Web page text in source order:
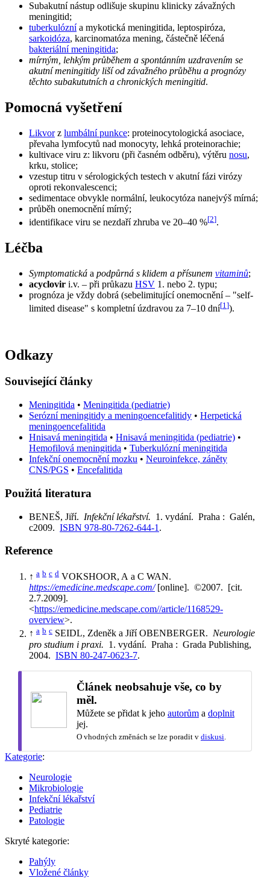
Subakutní nástup odlišuje skupinu klinicky závažných
meningitid;
tuberkulóznía mykotická meningitida, leptospiróza,
sarkoidóza, karcinomatóza mening, částečně léčená
bakteriální meningitida;
mírným, lehkým průběhem a spontánním uzdravením se
akutní meningitidy liší od závažného průběhu a prognózy
těchto subakututních a chronických meningitid.
Pomocná vyšetření
Likvorz lumbální punkce: proteinocytologická asociace,
převaha lymfocytů nad monocyty, lehká proteinorachie;
kultivace viru z: likvoru (při časném odběru), výtěru nosu,
krku, stolice;
vzestup titru v sérologických testech v akutní fázi virózy
oproti rekonvalescenci;
sedimentace obvykle normální, leukocytóza nanejvýš mírná;
průběh onemocnění mírný;
identifikace viru se nezdaří zhruba ve 20–40 %[2].
Léčba
Symptomatická a podpůrná s klidem a přísunem vitaminů;
acyclovir i.v. – při průkazu HSV 1. nebo 2. typu;
prognóza je vždy dobrá (sebelimitující onemocnění – "self-
limited disease" s kompletní úzdravou za 7–10 dní[1]).
Odkazy
Související články
Meningitida • Meningitida (pediatrie)
Serózní meningitidy a meningoencefalitidy • Herpetická
meningoencefalitida
Hnisavá meningitida • Hnisavá meningitida (pediatrie) •
Hemofilová meningitida • Tuberkulózní meningitida
Infekční onemocnění mozku • Neuroinfekce, záněty
CNS/PGS • Encefalitida
Použitá literatura
BENEŠ, Jiří. Infekční lékařství. 1. vydání. Praha : Galén,
c2009. ISBN 978-80-7262-644-1 .
Reference
↑ a b c d VOKSHOOR, A a C WAN.
https://emedicine.medscape.com/[online]. ©2007. [cit.
2.7.2009].
<https://emedicine.medscape.com//article/1168529-
overview>.
↑ a b c SEIDL, Zdeněk a Jiří OBENBERGER. Neurologie
pro studium i praxi. 1. vydání. Praha : Grada Publishing,
2004. ISBN 80-247-0623-7.
Článek neobsahuje vše, co by
měl.
Můžete se přidat k jeho autorům a doplnit
jej.
O vhodných změnách se lze poradit v diskusi
Kategorie:
Neurologie
Mikrobiologie
Infekční lékařství
Pediatrie
Patologie
Skryté kategorie:
Pahýly
Vložené články